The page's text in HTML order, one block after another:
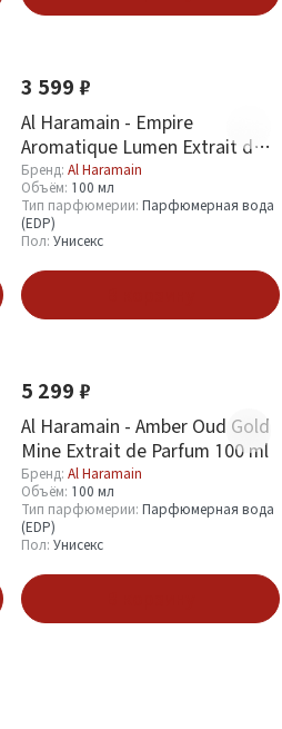
3 599 ₽
Al Haramain - Empire
Aromatique Lumen Extrait de
Parfum 100 ml
Бренд: Al Haramain
Объём: 100 мл
Тип парфюмерии: Парфюмерная вода
(EDP)
Пол: Унисекс
5 299 ₽
Al Haramain - Amber Oud Gold
Mine Extrait de Parfum 100 ml
Бренд: Al Haramain
Объём: 100 мл
Тип парфюмерии: Парфюмерная вода
(EDP)
Пол: Унисекс